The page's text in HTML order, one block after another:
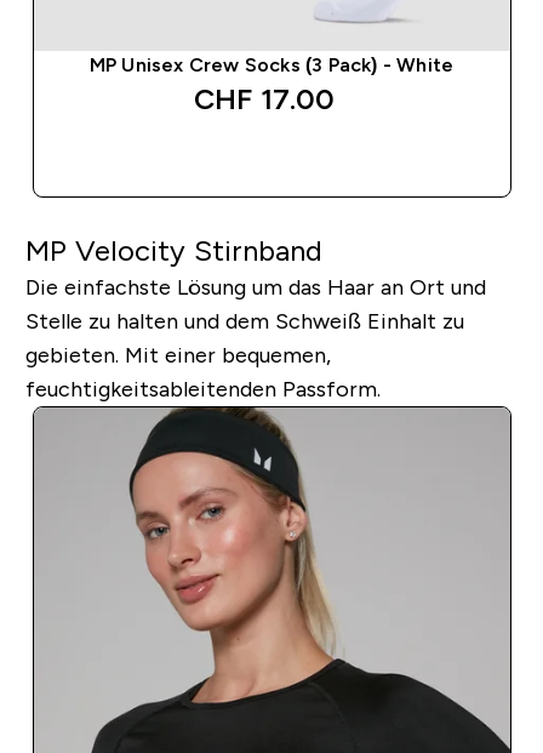
MP Unisex Crew Socks (3 Pack) - White
CHF 17.00‎
MP Velocity Stirnband
Die einfachste Lösung um das Haar an Ort und
Stelle zu halten und dem Schweiß Einhalt zu
gebieten. Mit einer bequemen,
feuchtigkeitsableitenden Passform.